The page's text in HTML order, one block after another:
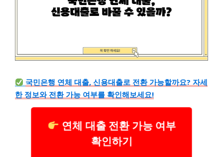
국민은행 연체 대출, 신용대출로 전환 가능할까요? 자세
한 정보와 전환 가능 여부를 확인해보세요!
연체 대출 전환 가능 여부
확인하기